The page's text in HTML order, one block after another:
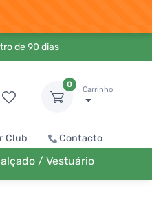
de 90 dias
0
Carrinho
Club Contacto
/ Vestuário